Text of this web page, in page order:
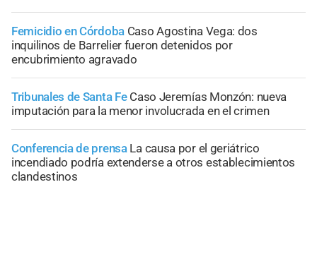
Femicidio en Córdoba Caso Agostina Vega: dos
inquilinos de Barrelier fueron detenidos por
encubrimiento agravado
Tribunales de Santa Fe Caso Jeremías Monzón: nueva
imputación para la menor involucrada en el crimen
Conferencia de prensa La causa por el geriátrico
incendiado podría extenderse a otros establecimientos
clandestinos